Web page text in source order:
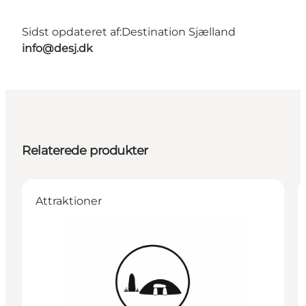
Sidst opdateret af:Destination Sjælland
info@desj.dk
Relaterede produkter
Attraktioner